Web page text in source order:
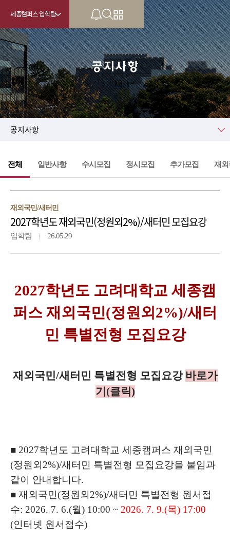
세종캠퍼스 입학팀
KU
공지사항
공지사항
전체 일반사항 수시모집 정시모집 추가모집 재외
재외국민/새터민
2027학년도 재외국민(정원외2%)/새터민 모집요강
입학팀 26.05.29
2027학년도 고려대학교 세종캠
퍼스 재외국민(정원외 2%)/새터
민 특별전형 모집요강
재외국민/새터민 특별전형 모집요강 바로가
기 (클릭)
■ 2027학년도 고려대학교 세종캠퍼스 재외국민
(정원외 2%)/새터민 특별전형 모집요강을 붙임과
같이 안내합니다.
■ 재외국민(정원외 2%)/새터민 특별전형 원서접
수: 2026. 7. 6.(월) 10:00 ~ 2026. 7. 9.(목) 17:00
(인터넷 원서접수)